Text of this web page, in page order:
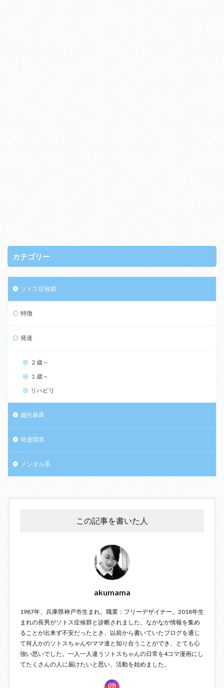
カテゴリー
ソトス症候群
特徴
発達
２歳～
１歳～
リハビリ
脳性麻痺
発達障害
メンタル系
この記事を書いた人
akumama
1987年、兵庫県神戸市生まれ。職業：フリーデザイナー。2018年生
まれの長男がソトス症候群と診断されました。なかなか情報を集め
ることが出来ず不安だったとき、以前から書いていたブログを通じ
て何人かのソトスちゃんやママ達と知り合うことができ、とても心
強い思いでした。一人一人違うソトスちゃんの日常を4コマ漫画にし
てたくさんの人に届けたいと思い、活動を始めました。